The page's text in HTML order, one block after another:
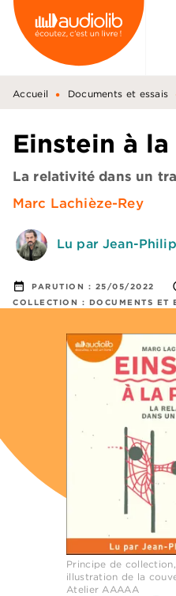
MENU RECHERCHE
PIED DE PAGE
Accueil • Documents et essais
Einstein à
La relativité dans un
Marc Lachièze-Rey
Lu par Jean-
date_range PARUTION : 25/05/2022
COLLECTION : DOCUMENTS ET
Principe de
illustration de la
Atelier AAAAA